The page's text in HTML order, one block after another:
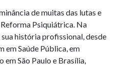
de muitas das lutas e
Psiquiátrica. Na
história profissional, desde
em Saúde Pública, em
em São Paulo e Brasília,